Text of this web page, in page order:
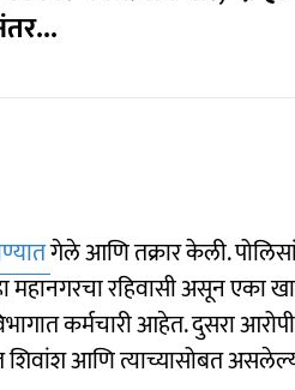
गेले आणि तक्रार केली.
रहिवासी असून एका
कर्मचारी आहेत. दुसरा
शिवांश आणि त्याच्यासोबत